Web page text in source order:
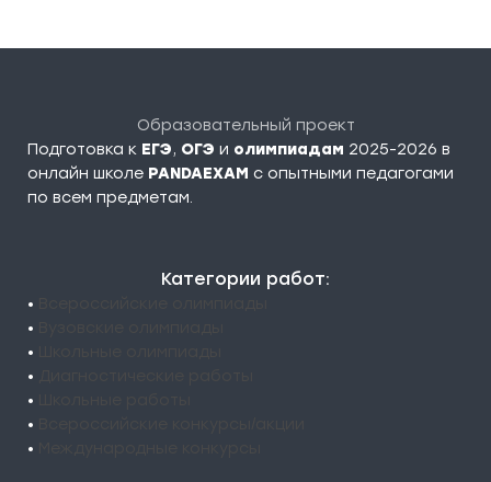
Образовательный проект
Подготовка к ЕГЭ, ОГЭ и олимпиадам 2025-2026 в
онлайн школе PANDAEXAM c опытными педагогами
по всем предметам.
Категории работ:
•
•
•
•
•
•
•